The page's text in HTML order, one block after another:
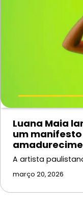
Luana Maia
um
A artista
março 20, 2026